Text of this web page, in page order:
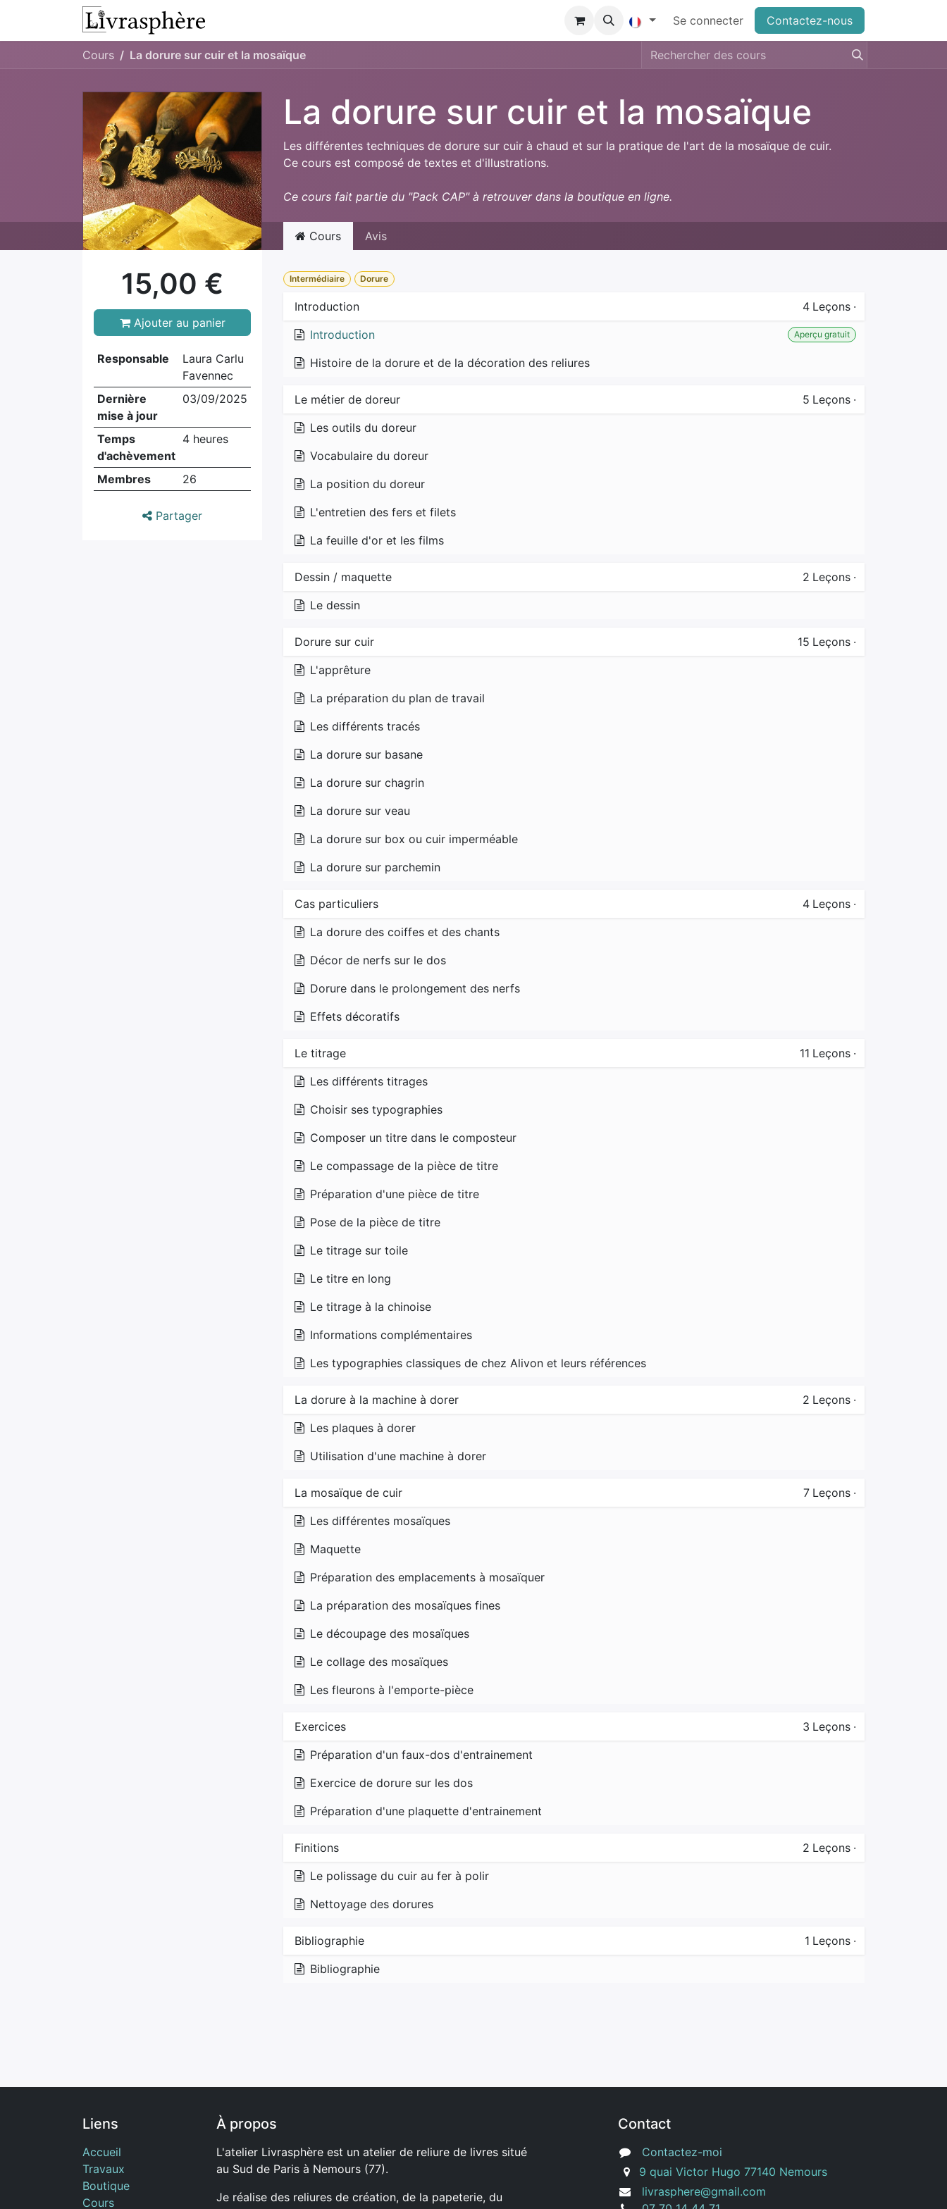
Se rendre au contenu
Se connecter Contactez-nous
Cours La dorure sur cuir et la mosaïque
La dorure sur cuir et la mosaïque
Les différentes techniques de dorure sur cuir à chaud et sur la pratique de l'art de la mosaïque de cuir.
Ce cours est composé de textes et d'illustrations.
Ce cours fait partie du "Pack CAP" à retrouver dans la boutique en ligne.
15,00 €
Ajouter au panier
Responsable
Laura Carlu
Favennec
Dernière
mise à jour
03/09/2025
Temps
d'achèvement
4 heures
Membres 26
Partager
Cours Avis
Intermédiaire Dorure
Introduction 4 Leçons ·
Introduction
Aperçu gratuit
Histoire de la dorure et de la décoration des reliures
Le métier de doreur 5 Leçons ·
Les outils du doreur
Vocabulaire du doreur
La position du doreur
L'entretien des fers et filets
La feuille d'or et les films
Dessin / maquette 2 Leçons ·
Le dessin
Dorure sur cuir 15 Leçons ·
L'apprêture
La préparation du plan de travail
Les différents tracés
La dorure sur basane
La dorure sur chagrin
La dorure sur veau
La dorure sur box ou cuir imperméable
La dorure sur parchemin
Cas particuliers 4 Leçons ·
La dorure des coiffes et des chants
Décor de nerfs sur le dos
Dorure dans le prolongement des nerfs
Effets décoratifs
Le titrage 11 Leçons ·
Les différents titrages
Choisir ses typographies
Composer un titre dans le composteur
Le compassage de la pièce de titre
Préparation d'une pièce de titre
Pose de la pièce de titre
Le titrage sur toile
Le titre en long
Le titrage à la chinoise
Informations complémentaires
Les typographies classiques de chez Alivon et leurs références
La dorure à la machine à dorer 2 Leçons ·
Les plaques à dorer
Utilisation d'une machine à dorer
La mosaïque de cuir 7 Leçons ·
Les différentes mosaïques
Maquette
Préparation des emplacements à mosaïquer
La préparation des mosaïques fines
Le découpage des mosaïques
Le collage des mosaïques
Les fleurons à l'emporte-pièce
Exercices 3 Leçons ·
Préparation d'un faux-dos d'entrainement
Exercice de dorure sur les dos
Préparation d'une plaquette d'entrainement
Finitions 2 Leçons ·
Le polissage du cuir au fer à polir
Nettoyage des dorures
Bibliographie 1 Leçons ·
Bibliographie
Liens
Accueil
Travaux
Boutique
Cours
À propos
L'atelier Livrasphère est un atelier de reliure de livres situé
au Sud de Paris à Nemours (77).
Je réalise des reliures de création, de la papeterie, du
Contact
Contactez-moi
9 quai Victor Hugo 77140 Nemours
livrasphere@gmail.com